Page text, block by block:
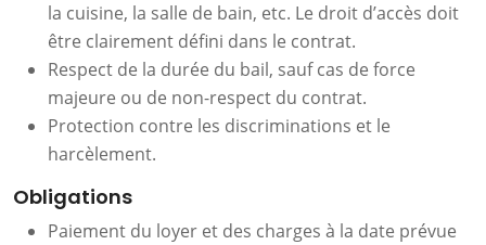
la cuisine, la salle de bain, etc. Le droit d’accès doit
être clairement défini dans le contrat.
Respect de la durée du bail, sauf cas de force
majeure ou de non-respect du contrat.
Protection contre les discriminations et le
harcèlement.
Obligations
Paiement du loyer et des charges à la date prévue